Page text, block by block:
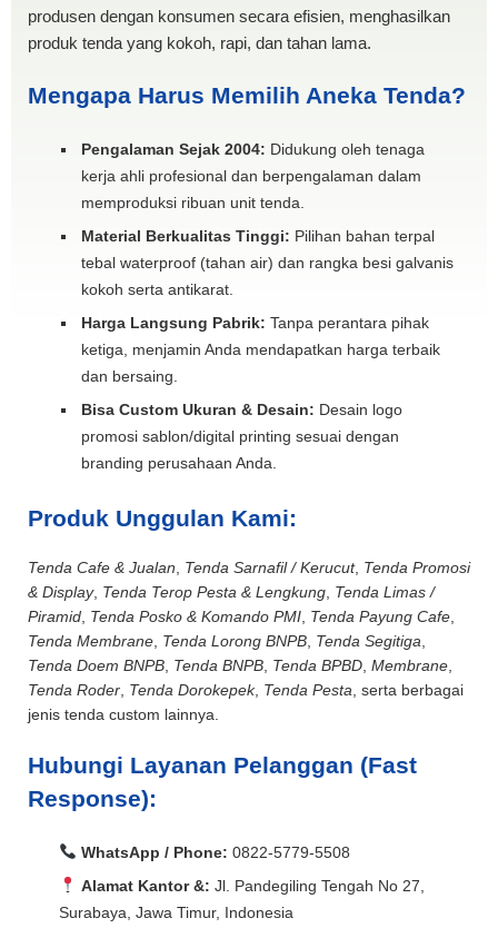
produsen dengan konsumen secara efisien, menghasilkan
produk tenda yang kokoh, rapi, dan tahan lama.
Mengapa Harus Memilih Aneka Tenda?
Pengalaman Sejak 2004: Didukung oleh tenaga
kerja ahli profesional dan berpengalaman dalam
memproduksi ribuan unit tenda.
Material Berkualitas Tinggi: Pilihan bahan terpal
tebal waterproof (tahan air) dan rangka besi galvanis
kokoh serta antikarat.
Harga Langsung Pabrik: Tanpa perantara pihak
ketiga, menjamin Anda mendapatkan harga terbaik
dan bersaing.
Bisa Custom Ukuran & Desain: Desain logo
promosi sablon/digital printing sesuai dengan
branding perusahaan Anda.
Produk Unggulan Kami:
Tenda Cafe & Jualan Tenda Sarnafil / Kerucut, Tenda Promosi
& Display, Tenda Terop Pesta & Lengkung Tenda Limas /
Piramid Tenda Posko & Komando PMI Tenda Payung Cafe
Tenda Membrane Tenda Lorong BNPB Tenda Segitiga
Tenda Doem BNPB Tenda BNPB Tenda BPBD Membrane
Tenda Roder Tenda Dorokepek, Tenda Pesta , serta berbagai
jenis tenda custom lainnya.
Hubungi Layanan Pelanggan (Fast
Response):
WhatsApp / Phone: 0822-5779-5508
Alamat Kantor &: Jl. Pandegiling Tengah No 27,
Surabaya, Jawa Timur, Indonesia